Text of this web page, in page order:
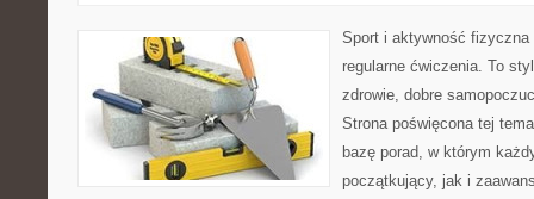
Sport i aktywność
regularne ćwiczenia. To
zdrowie, dobre
Strona poświęcona tej
bazę porad, w którym
początkujący, jak i